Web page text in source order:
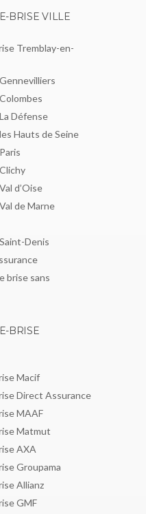
BRISE VILLE
Tremblay-en-
Défense
Hauts de Seine
d’Oise
de Marne
Denis
brise sans
BRISE
Macif
Direct Assurance
MAAF
Matmut
AXA
Groupama
Allianz
GMF